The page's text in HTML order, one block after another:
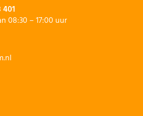
08:30 – 17:00 uur